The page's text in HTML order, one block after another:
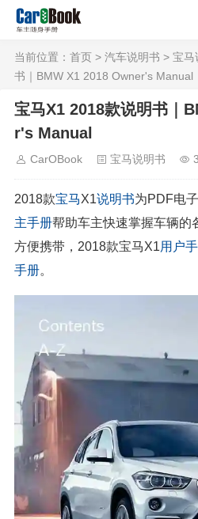
当前位置： 首页 > 汽车说明书 > 宝马
书｜BMW X1 2018 Owner's Manual
宝马X1 2018款说明书｜
r's Manual
CarOBook 宝马说明书
2018款宝马X1说明书为PDF电
主手册帮助车主快速掌握车辆的
方便携带，2018款宝马X1用户
手册。